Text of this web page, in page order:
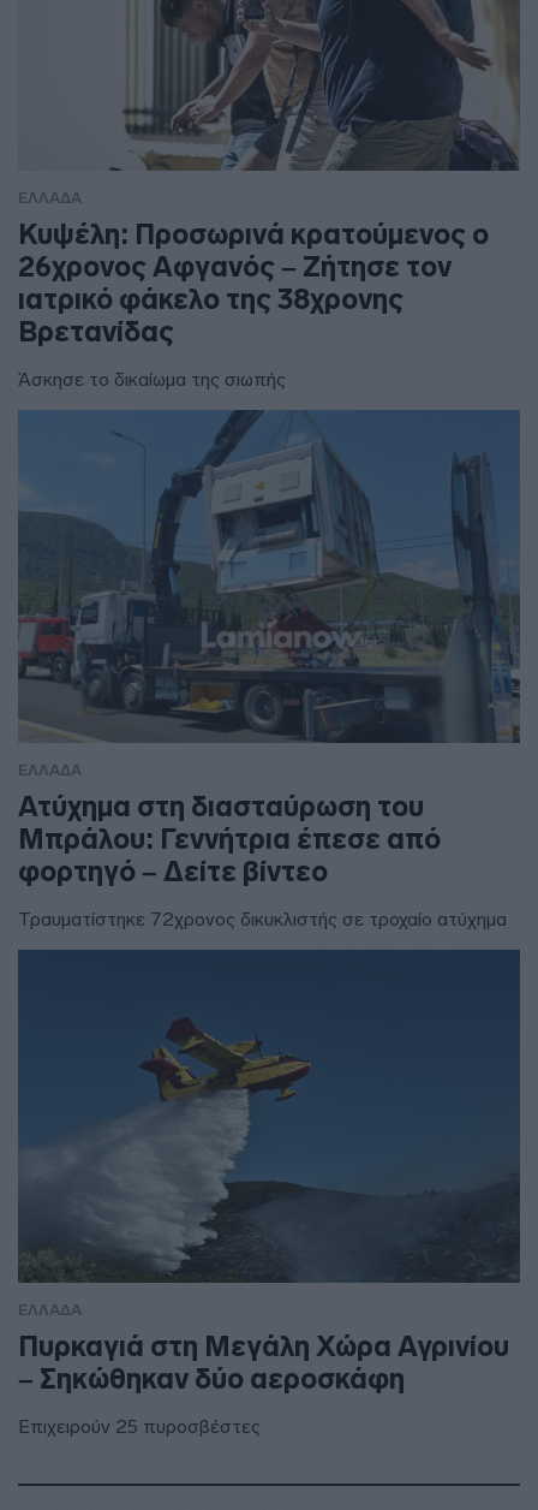
ΕΛΛΑΔΑ
Κυψέλη: Προσωρινά κρατούμενος ο
26χρονος Αφγανός – Ζήτησε τον
ιατρικό φάκελο της 38χρονης
Βρετανίδας
Άσκησε το δικαίωμα της σιωπής
ΕΛΛΑΔΑ
Ατύχημα στη διασταύρωση του
Μπράλου: Γεννήτρια έπεσε από
φορτηγό – Δείτε βίντεο
Τραυματίστηκε 72χρονος δικυκλιστής σε τροχαίο ατύχημα
ΕΛΛΑΔΑ
Πυρκαγιά στη Μεγάλη Χώρα Αγρινίου
– Σηκώθηκαν δύο αεροσκάφη
Επιχειρούν 25 πυροσβέστες